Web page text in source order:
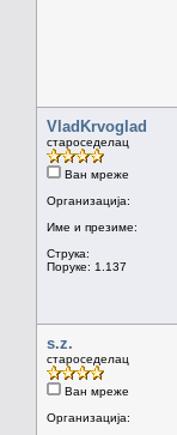
VladKrvoglad
староседелац
Ван мреже
Организација:
Име и презиме:
Струка:
Поруке: 1.137
s.z.
староседелац
Ван мреже
Организација: